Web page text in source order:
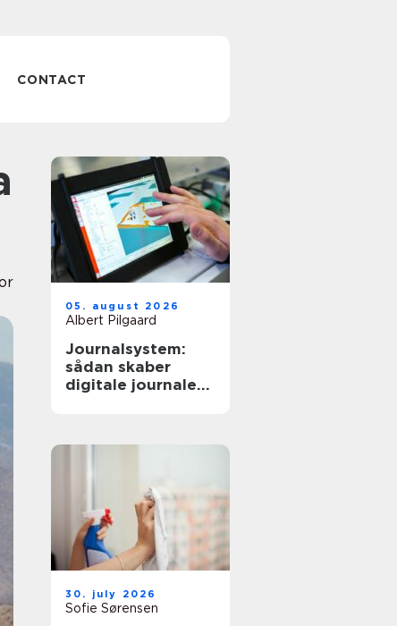
CONTACT
05. august 2026
Albert Pilgaard
Journalsystem:
sådan skaber
digitale journaler
30. july 2026
Sofie Sørensen